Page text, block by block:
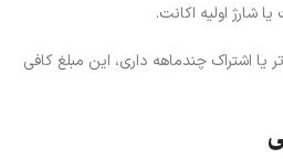
شارژ اولیه اکانت.
یا اشتراک چندماهه داری، این مبلغ کافی